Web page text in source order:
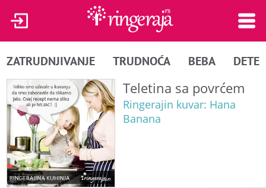
ZATRUDNJIVANJE TRUDNOĆA BEBA DETE
Teletina sa povrćem
Ringerajin kuvar: Hana
Banana